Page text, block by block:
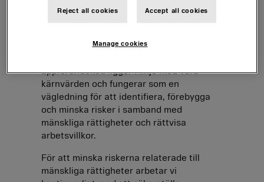
arbetsorganisationens (ILO) deklaration
vägledande principer för företag och
uppförandekod ligger i linje med våra
kärnvärden och fungerar som en
vägledning för att identifiera, förebygga
och minska risker i samband med
mänskliga rättigheter och rättvisa
arbetsvillkor.
För att minska riskerna relaterade till
mänskliga rättigheter arbetar vi
Reject all cookies Accept all cookies
Manage cookies